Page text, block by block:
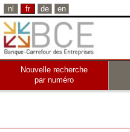
nl fr de en
Nouvelle recherche
par numéro